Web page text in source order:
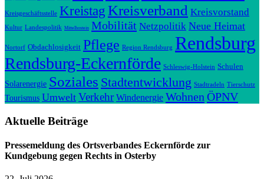
Kreisgeschäftsstelle KreistagKreisverband Kreisvorstand
Kultur Landespolitik Mittelhostein Mobilität Netzpolitik Neue Heimat
Nortorf Obdachlosigkeit Pflege Region Rendsburg Rendsburg
Rendsburg-Eckernförde Schleswig-Holstein Schulen
Solarenergie Soziales Stadtentwicklung Stadtradeln Tierschutz
Tourismus Umwelt Verkehr Windenergie Wohnen ÖPNV
Aktuelle Beiträge
Pressemeldung des Ortsverbandes Eckernförde zur
Kundgebung gegen Rechts in Osterby